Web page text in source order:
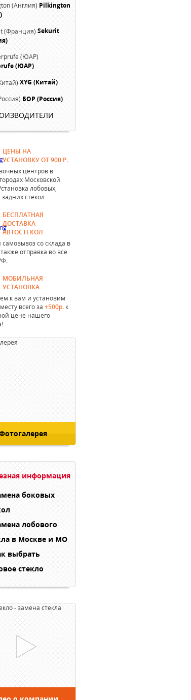
Pilkington
Sekurit
(ЮАР)
XYG (Китай)
БОР (Россия)
ЦЕНЫ НА
УСТАНОВКУ ОТ 900 Р.
центров в
Московской
лобовых,
стекол.
БЕСПЛАТНАЯ
ДОСТАВКА
АВТОСТЕКОЛ
со склада в
отправка во все
МОБИЛЬНАЯ
УСТАНОВКА
к вам и установим
всего за +500р. к
цене нашего
информация
боковых
лобового
в Москве и МО
выбрать
стекло